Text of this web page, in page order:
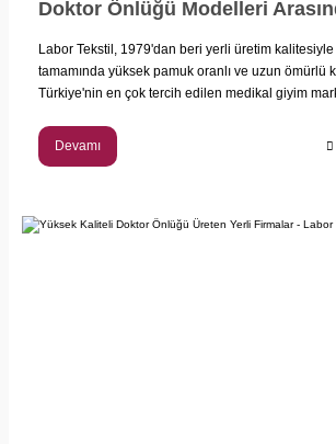
Labor Tekstil, 1979'dan beri yerli üretim
tamamında yüksek pamuk oranlı ve uzun ömürlü
Türkiye'nin en çok tercih edilen medikal giyim
Devamı